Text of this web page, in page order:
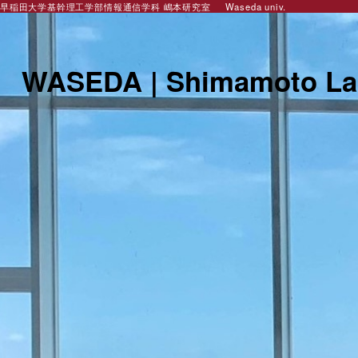
早稲田大学基幹理工学部情報通信学科 嶋本研究室 Waseda univ.
WASEDA | Shimamoto